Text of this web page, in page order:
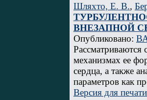
Шляхто, Е. В.,
ВНЕЗАПНОЙ
Опубликовано:
Рассматриваются
механизмах ее
сердца, а также
параметров как
Версия для печати